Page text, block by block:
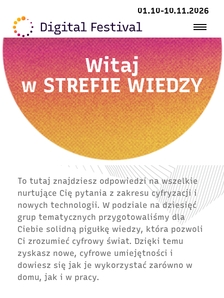
01.10-10.11.2026
Witaj
wSTREFIE WIEDZY
To tutaj znajdziesz odpowiedzi na wszelkie
nurtujące Cię pytania z zakresu cyfryzacji i
nowych technologii. W podziale na dziesięć
grup tematycznych przygotowaliśmy dla
Ciebie solidną pigułkę wiedzy, która pozwoli
Ci zrozumieć cyfrowy świat. Dzięki temu
zyskasz nowe, cyfrowe umiejętności i
dowiesz się jak je wykorzystać zarówno w
domu, jak i w pracy.